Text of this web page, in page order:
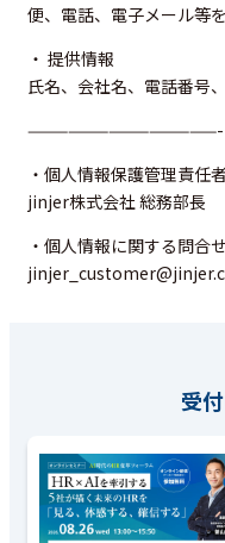
便、電話、電子メール等
・ 提供情報
氏名、会社名、電話番号
——————————————-
・個人情報保護管理責任
jinjer株式会社 総務部長
・個人情報に関する問合
受